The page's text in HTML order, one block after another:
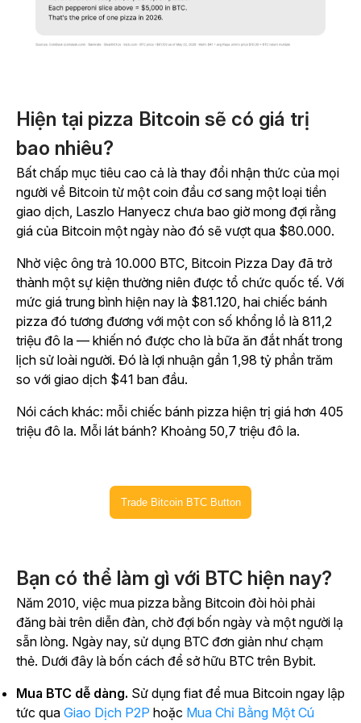
Hiện tại pizza Bitcoin sẽ có giá trị
bao nhiêu?
Bất chấp mục tiêu cao cả là thay đổi nhận thức của mọi
người về Bitcoin từ một coin đầu cơ sang một loại tiền
giao dịch, Laszlo Hanyecz chưa bao giờ mong đợi rằng
giá của Bitcoin một ngày nào đó sẽ vượt qua $80.000.
Nhờ việc ông trả 10.000 BTC, Bitcoin Pizza Day đã trở
thành một sự kiện thường niên được tổ chức quốc tế. Với
mức giá trung bình hiện nay là $81.120, hai chiếc bánh
pizza đó tương đương với một con số khổng lồ là 811,2
triệu đô la — khiến nó được cho là bữa ăn đắt nhất trong
lịch sử loài người. Đó là lợi nhuận gần 1,98 tỷ phần trăm
so với giao dịch $41 ban đầu.
Nói cách khác: mỗi chiếc bánh pizza hiện trị giá hơn 405
triệu đô la. Mỗi lát bánh? Khoảng 50,7 triệu đô la.
Trade Bitcoin BTC Button
Bạn có thể làm gì với BTC hiện nay?
Năm 2010, việc mua pizza bằng Bitcoin đòi hỏi phải
đăng bài trên diễn đàn, chờ đợi bốn ngày và một người lạ
sẵn lòng. Ngày nay, sử dụng BTC đơn giản như chạm
thẻ. Dưới đây là bốn cách để sở hữu BTC trên Bybit.
Mua BTC dễ dàng. Sử dụng fiat để mua Bitcoin ngay lập
tức qua Giao Dịch P2P hoặc Mua Chỉ Bằng Một Cú